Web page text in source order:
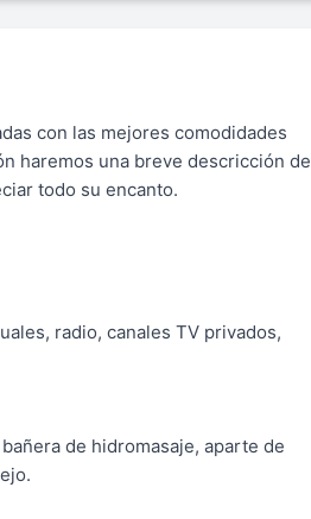
con las mejores comodidades
haremos una breve descricción de
todo su encanto.
radio, canales TV privados,
de hidromasaje, aparte de